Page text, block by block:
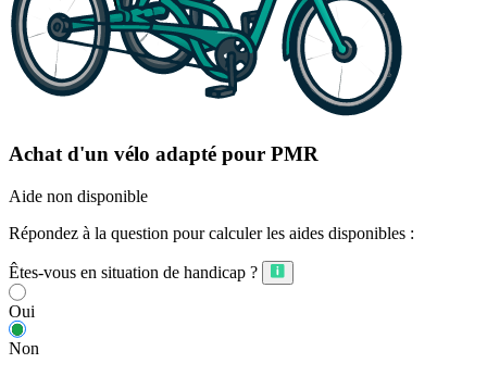
Achat d'un vélo adapté pour PMR
Aide non disponible
Répondez à la question pour calculer les aides disponibles :
Êtes-vous en situation de handicap ?
Oui
Non